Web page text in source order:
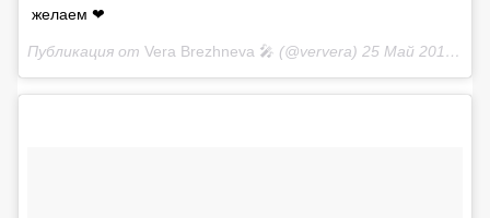
желаем ❤
Публикация от Vera Brezhneva 🎤 (@ververa) 25 Май 2018 в 11:11 PDT